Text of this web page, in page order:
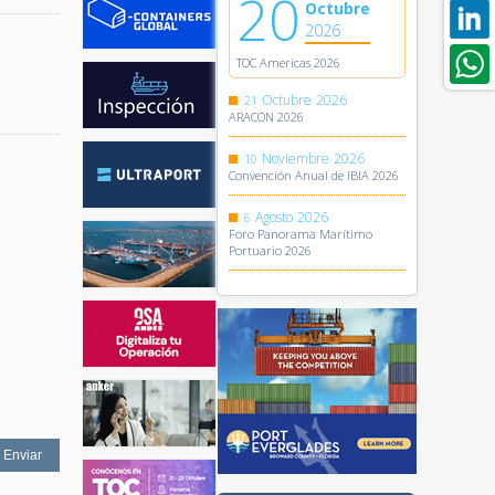
20 Octubre
2026
TOC Americas 2026
21 Octubre 2026
ARACON 2026
10 Noviembre 2026
Convención Anual de IBIA 2026
6 Agosto 2026
Foro Panorama Marítimo
Portuario 2026